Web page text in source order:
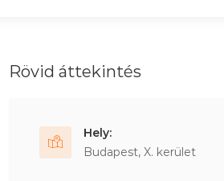
Rövid áttekintés
Hely:
Budapest, X. kerület